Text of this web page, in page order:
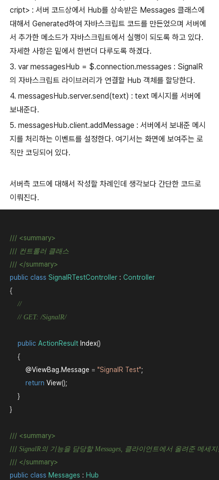
cript> : 서버 코드상에서 Hub를 상속받은 Messages 클래스에
대해서 Generated하여 자바스크립트 코드를 만든었으며 서버에
서 추가한 메소드가 자바스크립트에서 실행이 되도록 하고 있다.
자세한 사항은 밑에서 한번더 다루도록 하겠다.
3. var messagesHub = $.connection.messages : SignalR
의 자바스크립트 라이브러리가 연결할 Hub 객체를 할당한다.
4. messagesHub.server.send(text) : text 메시지를 서버에
보내준다.
5. messagesHub.client.addMessage : 서버에서 보내준 메시
지를 처리하는 이벤트를 설정한다. 여기서는 화면에 보여주는 로
직만 코딩되어 있다.
서버측 코드에 대해서 작성할 차례인데 생각보다 간단한 코드로
이뤄진다.
/// <summary>
/// 컨트롤러 클래스
/// </summary>
public class SignalRTestController : Controller
{
//
// GET: /SignalR/
public ActionResult Index()
{
@ViewBag.Message = "SignalR Test";
return View();
}
}
/// <summary>
/// SignalR의 기능을 담당할 Messages, 클라이언트에서 올려준 메세
/// </summary>
public class Messages : Hub